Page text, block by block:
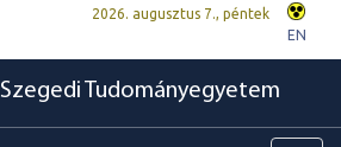
2026. augusztus 7., péntek
EN
Szegedi Tudományegyetem